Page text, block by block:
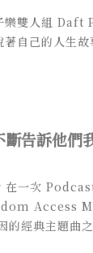
樂雙人組 Daft
自己的人生故
斷告訴他們
一次
Access
的經典主題曲之